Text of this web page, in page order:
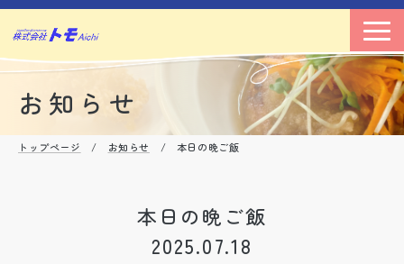
お知らせ
トップページ / お知らせ / 本日の晩ご飯
本日の晩ご飯
2025.07.18